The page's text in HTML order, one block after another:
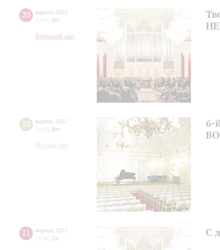
20 марта
2012
19:00 Вт
Большой зал
20 марта
2012
19:00 Вт
Малый зал
6-
21 марта
2012
19:00 Ср С